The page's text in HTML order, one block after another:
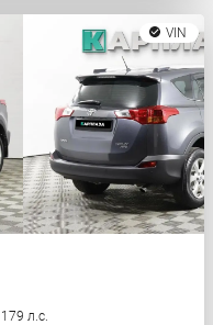
VIN
179 л.с.